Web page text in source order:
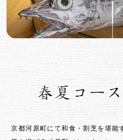
京都河原町にて和食・割烹を堪能